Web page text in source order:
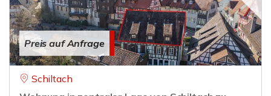
Preis auf Anfrage
Schiltach